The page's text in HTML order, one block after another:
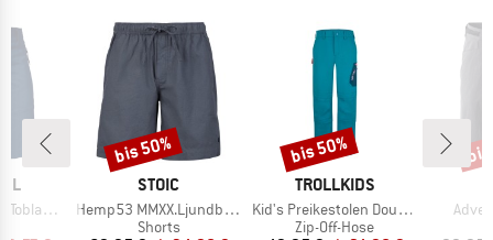
MARKE
STOIC
Artikel
Hemp53 MMXX.Ljundby Shorts
Produktgruppe
Shorts
Rabatt
bis 50%
MARKE
TROLLKIDS
Artikel
Kid's Preikestolen Double Zip-Off Pants
Produktgruppe
Zip-Off-Hose
Rabatt
bis 50%
Artikel